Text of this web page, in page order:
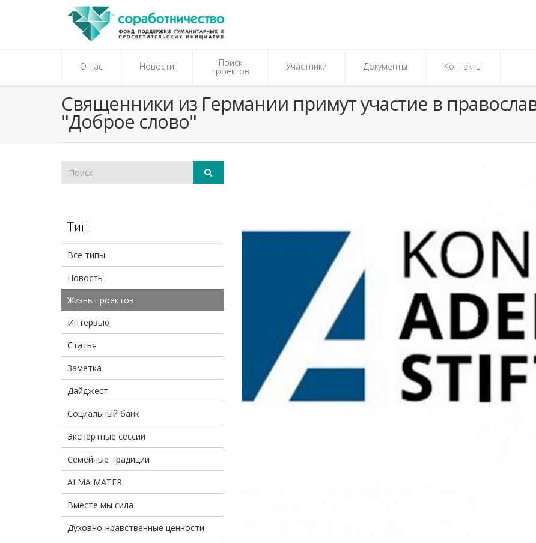
О нас Новости Поиск
проектов Участники Документы Контакты
Священники из Германии примут участие в
"Доброе слово"
Тип
Все типы
Новость
Жизнь проектов
Интервью
Статья
Заметка
Дайджест
Социальный банк
Экспертные сессии
Семейные традиции
ALMA MATER
Вместе мы сила
Духовно-нравственные ценности